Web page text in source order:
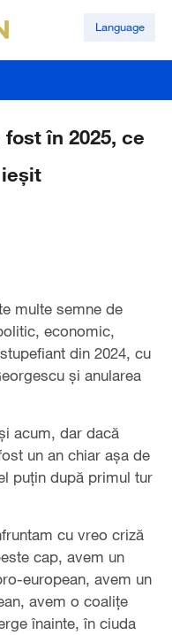
Language
în 2025, ce
multe semne de
economic,
din 2024, cu
şi anularea
acum, dar dacă
un an chiar aşa de
puţin după primul tur
cu vreo criză
cap, avem un
european, avem un
avem o coaliţe
înainte, în ciuda